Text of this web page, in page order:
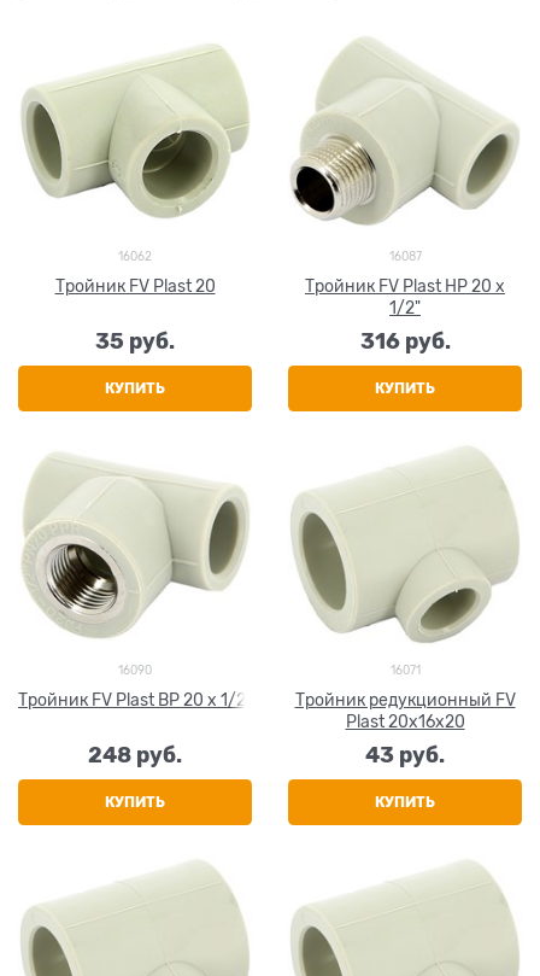
16062
Тройник FV Plast 20
35 руб.
КУПИТЬ
16087
Тройник FV Plast НР 20 х
1/2"
316 руб.
КУПИТЬ
16090
Тройник FV Plast ВР 20 х 1/2"
248 руб.
КУПИТЬ
16071
Тройник редукционный FV
Plast 20х16х20
43 руб.
КУПИТЬ